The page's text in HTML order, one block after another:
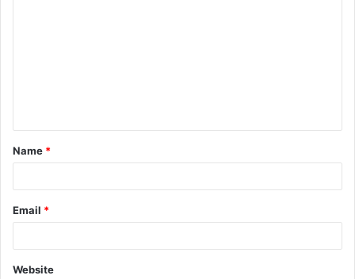
t
*
Name *
Email *
Website